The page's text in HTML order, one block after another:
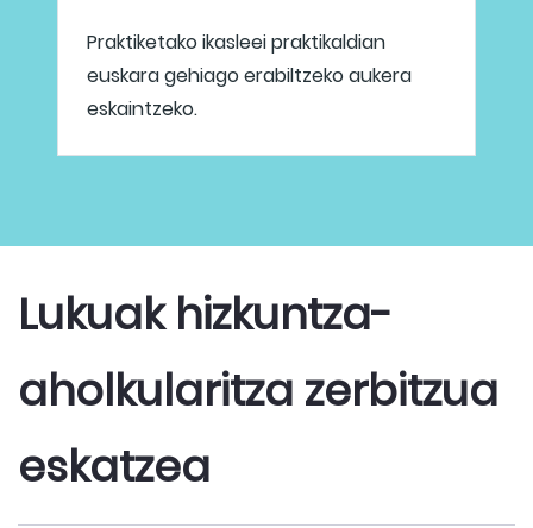
Praktiketako ikasleei praktikaldian
euskara gehiago erabiltzeko aukera
eskaintzeko.
Lukuak hizkuntza-
aholkularitza zerbitzua
eskatzea